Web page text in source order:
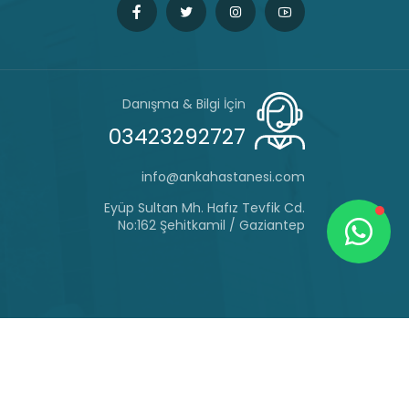
Danışma & Bilgi İçin
03423292727
info@ankahastanesi.com
Eyüp Sultan Mh. Hafız Tevfik Cd.
No:162 Şehitkamil / Gaziantep